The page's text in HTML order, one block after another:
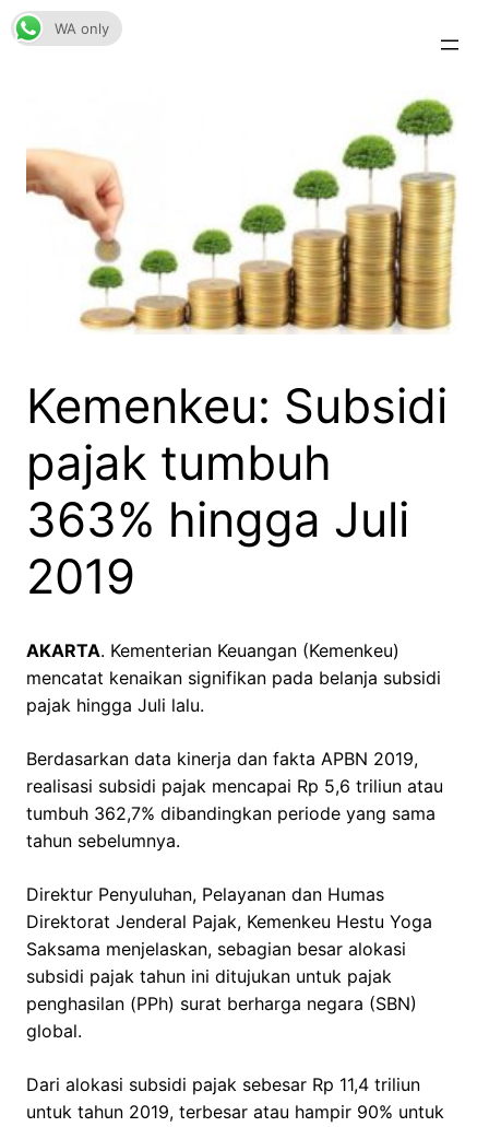
Skip
to
Kemenkeu: Subsidi
pajak tumbuh
363% hingga Juli
2019
AKARTA. Kementerian Keuangan (Kemenkeu)
mencatat kenaikan signifikan pada belanja subsidi
pajak hingga Juli lalu.
Berdasarkan data kinerja dan fakta APBN 2019,
realisasi subsidi pajak mencapai Rp 5,6 triliun atau
tumbuh 362,7% dibandingkan periode yang sama
tahun sebelumnya.
Direktur Penyuluhan, Pelayanan dan Humas
Direktorat Jenderal Pajak, Kemenkeu Hestu Yoga
Saksama menjelaskan, sebagian besar alokasi
subsidi pajak tahun ini ditujukan untuk pajak
penghasilan (PPh) surat berharga negara (SBN)
global.
Dari alokasi subsidi pajak sebesar Rp 11,4 triliun
untuk tahun 2019, terbesar atau hampir 90% untuk
WA only